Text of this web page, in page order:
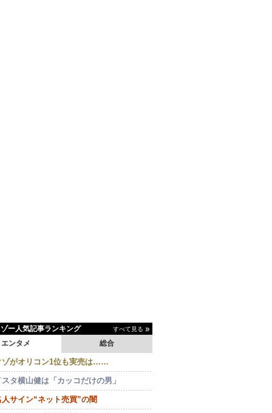
ー人気記事ランキング すべて見る
エンタメ 総合
ゾがオリコン1位も実売は……
タ横山健は「カッコだけの男」
人サイン“ネット売買”の闇